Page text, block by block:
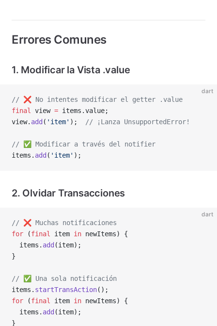
Errores Comunes
1. Modificar la Vista .value
dart
// ❌️ No intentes modificar el getter .value
final
view = items.value;
view. add ( 'item' ); // ¡Lanza UnsupportedError!
// ✅ Modificar a través del notifier
items. add ( 'item' );
2. Olvidar Transacciones
dart
// ❌️ Muchas notificaciones
for (final item in newItems) {
  items.
add (item);
}
// ✅ Una sola notificación
items. startTransAction();
for (final item in newItems) {
  items.
add (item);
}